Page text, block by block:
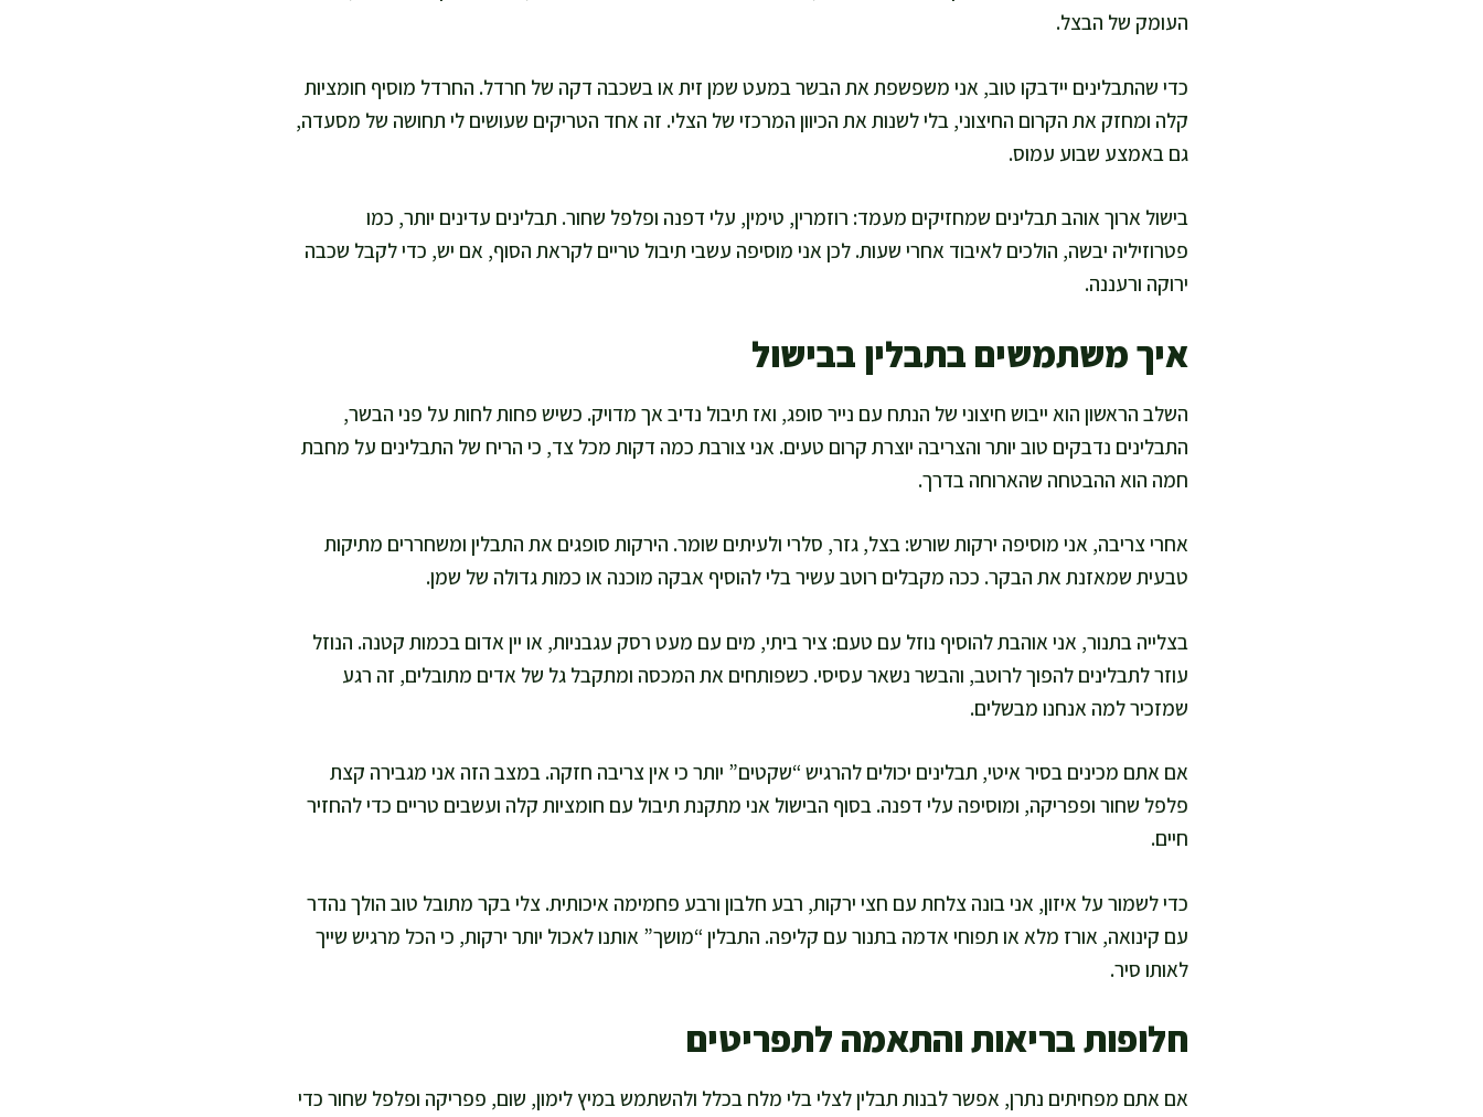
העומק של הבצל.
כדי שהתבלינים יידבקו טוב, אני משפשפת את הבשר במעט שמן זית או בשכבה דקה של חרדל. החרדל מוסיף חומציות
קלה ומחזק את הקרום החיצוני, בלי לשנות את הכיוון המרכזי של הצלי. זה אחד הטריקים שעושים לי תחושה של מסעדה,
גם באמצע שבוע עמוס.
בישול ארוך אוהב תבלינים שמחזיקים מעמד: רוזמרין, טימין, עלי דפנה ופלפל שחור. תבלינים עדינים יותר, כמו
פטרוזיליה יבשה, הולכים לאיבוד אחרי שעות. לכן אני מוסיפה עשבי תיבול טריים לקראת הסוף, אם יש, כדי לקבל שכבה
ירוקה ורעננה.
איך משתמשים בתבלין בבישול
השלב הראשון הוא ייבוש חיצוני של הנתח עם נייר סופג, ואז תיבול נדיב אך מדויק. כשיש פחות לחות על פני הבשר,
התבלינים נדבקים טוב יותר והצריבה יוצרת קרום טעים. אני צורבת כמה דקות מכל צד, כי הריח של התבלינים על מחבת
חמה הוא ההבטחה שהארוחה בדרך.
אחרי צריבה, אני מוסיפה ירקות שורש: בצל, גזר, סלרי ולעיתים שומר. הירקות סופגים את התבלין ומשחררים מתיקות
טבעית שמאזנת את הבקר. ככה מקבלים רוטב עשיר בלי להוסיף אבקה מוכנה או כמות גדולה של שמן.
בצלייה בתנור, אני אוהבת להוסיף נוזל עם טעם: ציר ביתי, מים עם מעט רסק עגבניות, או יין אדום בכמות קטנה. הנוזל
עוזר לתבלינים להפוך לרוטב, והבשר נשאר עסיסי. כשפותחים את המכסה ומתקבל גל של אדים מתובלים, זה רגע
שמזכיר למה אנחנו מבשלים.
אם אתם מכינים בסיר איטי, תבלינים יכולים להרגיש “שקטים” יותר כי אין צריבה חזקה. במצב הזה אני מגבירה קצת
פלפל שחור ופפריקה, ומוסיפה עלי דפנה. בסוף הבישול אני מתקנת תיבול עם חומציות קלה ועשבים טריים כדי להחזיר
חיים.
כדי לשמור על איזון, אני בונה צלחת עם חצי ירקות, רבע חלבון ורבע פחמימה איכותית. צלי בקר מתובל טוב הולך נהדר
עם קינואה, אורז מלא או תפוחי אדמה בתנור עם קליפה. התבלין “מושך” אותנו לאכול יותר ירקות, כי הכל מרגיש שייך
לאותו סיר.
חלופות בריאות והתאמה לתפריטים
אם אתם מפחיתים נתרן, אפשר לבנות תבלין לצלי בלי מלח בכלל ולהשתמש במיץ לימון, שום, פפריקה ופלפל שחור כדי